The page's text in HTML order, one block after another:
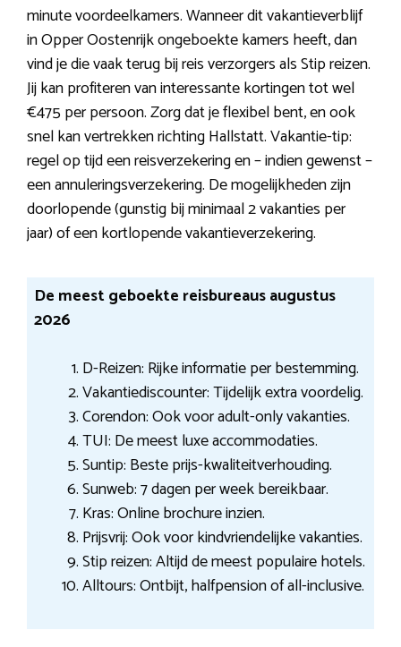
minute voordeelkamers. Wanneer dit vakantieverblijf
in Opper Oostenrijk ongeboekte kamers heeft, dan
vind je die vaak terug bij reis verzorgers als Stip reizen.
Jij kan profiteren van interessante kortingen tot wel
€475 per persoon. Zorg dat je flexibel bent, en ook
snel kan vertrekken richting Hallstatt. Vakantie-tip:
regel op tijd een reisverzekering en – indien gewenst –
een annuleringsverzekering. De mogelijkheden zijn
doorlopende (gunstig bij minimaal 2 vakanties per
jaar) of een kortlopende vakantieverzekering.
De meest geboekte reisbureaus augustus
2026
D-Reizen: Rijke informatie per bestemming.
Vakantiediscounter: Tijdelijk extra voordelig.
Corendon: Ook voor adult-only vakanties.
TUI: De meest luxe accommodaties.
Suntip: Beste prijs-kwaliteitverhouding.
Sunweb: 7 dagen per week bereikbaar.
Kras: Online brochure inzien.
Prijsvrij: Ook voor kindvriendelijke vakanties.
Stip reizen: Altijd de meest populaire hotels.
Alltours: Ontbijt, halfpension of all-inclusive.